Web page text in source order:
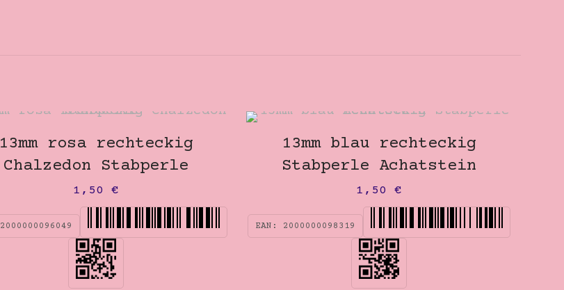
13mm rosa rechteckig
Chalzedon Stabperle
1,50€
2000000096049
13mm blau rechteckig
Stabperle Achatstein
1,50 €
EAN: 2000000098319